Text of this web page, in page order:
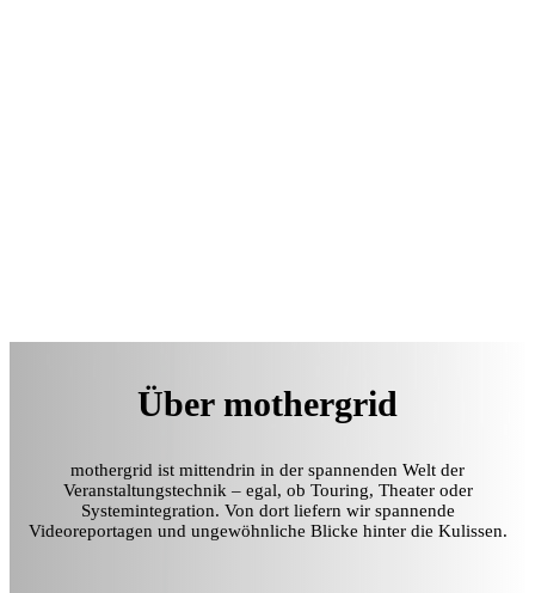
Über mothergrid
mothergrid ist mittendrin in der spannenden Welt der
Veranstaltungstechnik – egal, ob Touring, Theater oder
Systemintegration. Von dort liefern wir spannende
Videoreportagen und ungewöhnliche Blicke hinter die Kulissen.